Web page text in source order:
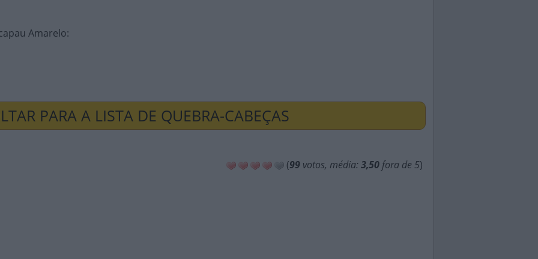
Amarelo:
PARA A LISTA DE QUEBRA-CABEÇAS
(99 votos, média: 3,50 fora de 5)